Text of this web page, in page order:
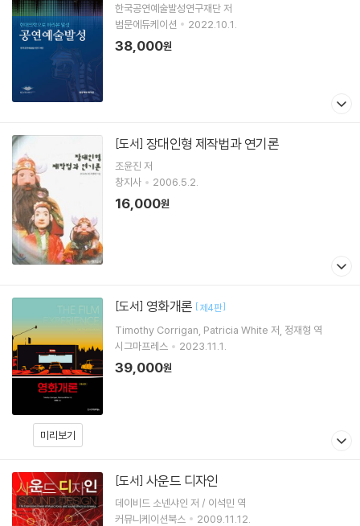
한국공연예술발성연구재단 저
범문에듀케이션
2022.10.1.
38,000원
[도서] 장대인형 제작법과 연기론
조윤진 저
창지사
2006.5.2.
16,000원
미리보기
[도서] 영화개론 [제4판]
Timothy Corrigan Patricia White 저 정재형 역
시그마프레스
2023.11.1.
39,000원
[도서] 사운드 디자인
데이비드 소넨샤인 저 / 이석민 역
커뮤니케이션북스
2009.11.12.